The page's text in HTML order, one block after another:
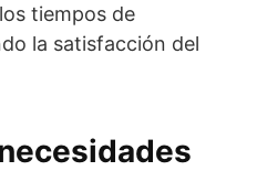
tiempos de
la satisfacción del